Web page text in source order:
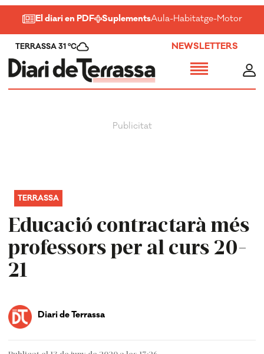
El diari en PDF SuplementsAula-Habitatge-Motor-
TERRASSA 31 ºC NEWSLETTERS
Educació contractarà més
professors per al curs 20-
21
TERRASSA
Diari de Terrassa